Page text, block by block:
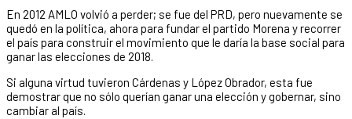
En 2012 AMLO volvió a perder; se fue del PRD, pero nuevamente se
quedó en la política, ahora para fundar el partido Morena y recorrer
el país para construir el movimiento que le daría la base social para
ganar las elecciones de 2018.
Si alguna virtud tuvieron Cárdenas y López Obrador, esta fue
demostrar que no sólo querían ganar una elección y gobernar, sino
cambiar al país.